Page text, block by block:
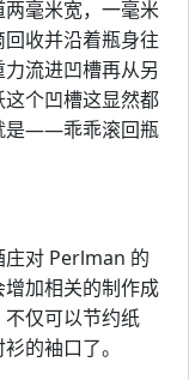
毫米宽，一毫米
收并沿着瓶身往
流进凹槽再从另
个凹槽这显然都
是——乖乖滚回瓶
庄对 Perlman 的
加相关的制作成
仅可以节约纸
的袖口了。